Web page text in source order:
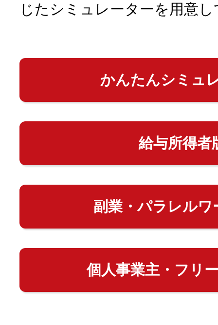
じたシミュレーターを用意
かんたんシミュ
給与所得者
副業・パラレルワ
個人事業主・フリ